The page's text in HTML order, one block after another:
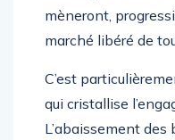
mèneront,
marché libéré de
C’est
qui cristallise
L’abaissement des